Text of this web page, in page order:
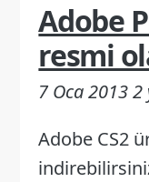
Adobe
resmi
7 Oca 20132
Adobe CS2